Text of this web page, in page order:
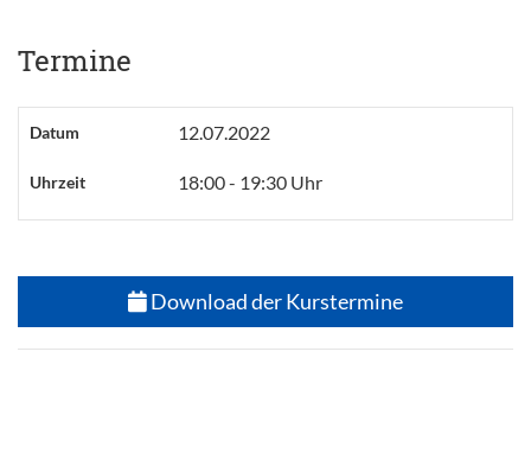
Termine
Datum 12.07.2022
Uhrzeit 18:00 - 19:30 Uhr
Download der Kurstermine